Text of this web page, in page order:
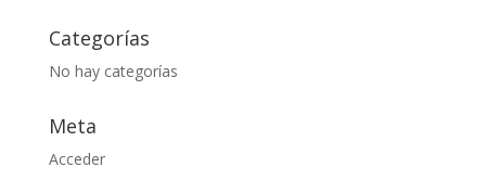
Categorías
No hay categorías
Meta
Acceder